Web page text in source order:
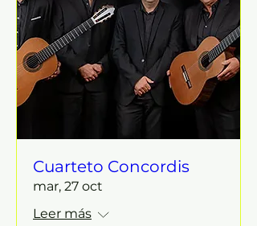
Cuarteto Concordis
mar, 27 oct
Leer más